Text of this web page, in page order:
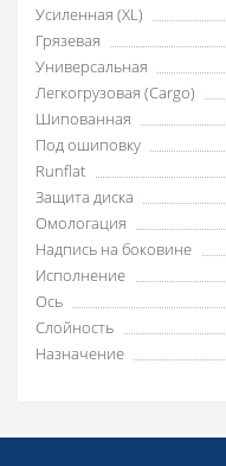
Усиленная (XL)
Грязевая
Универсальная
Легкогрузовая (Cargo)
Шипованная
Под ошиповку
Runflat
Защита диска
Омологация
Надпись на боковине
Исполнение
Ось
Слойность
Назначение